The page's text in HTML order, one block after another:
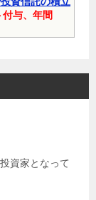
与、年間
資家となって